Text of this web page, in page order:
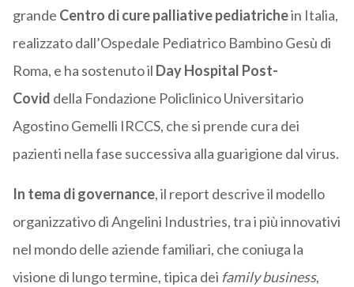
grande Centro di cure palliative pediatrichein Italia,
realizzato dall’Ospedale Pediatrico Bambino Gesù di
Roma, e ha sostenuto il Day Hospital Post-
Covid della Fondazione Policlinico Universitario
Agostino Gemelli IRCCS, che si prende cura dei
pazienti nella fase successiva alla guarigione dal virus.
In tema di governance, il report descrive il modello
organizzativo di Angelini Industries, tra i più innovativi
nel mondo delle aziende familiari, che coniuga la
visione di lungo termine, tipica dei family business,